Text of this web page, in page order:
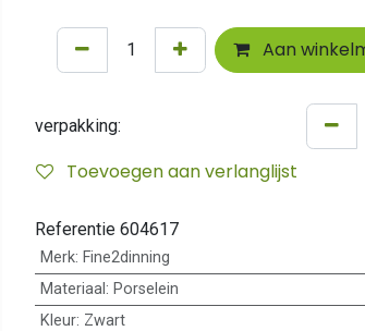
Aan
verpakking:
Toevoegen aan verlanglijst
Referentie 604617
Merk: Fine2dinning
Materiaal : Porselein
Kleur: Zwart